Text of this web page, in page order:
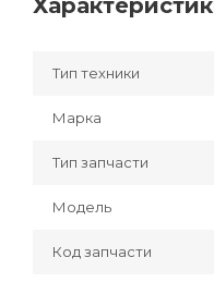
Тип техники
Марка
Тип запчасти
Модель
Код запчасти